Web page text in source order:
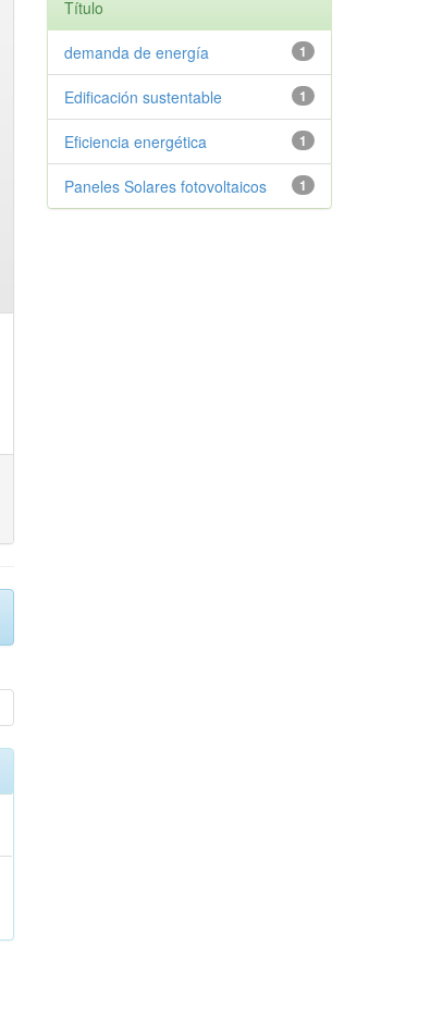
Título
1
demanda de energía
1
Edificación sustentable
1
Eficiencia energética
1
Paneles Solares fotovoltaicos